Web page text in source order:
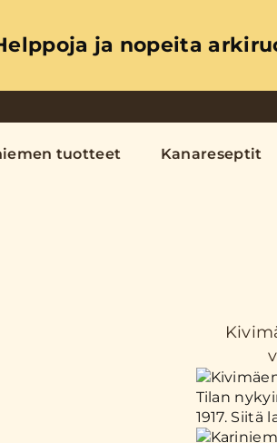
ja nopeita
tuotteet Kanareseptit
Tilan
1917.